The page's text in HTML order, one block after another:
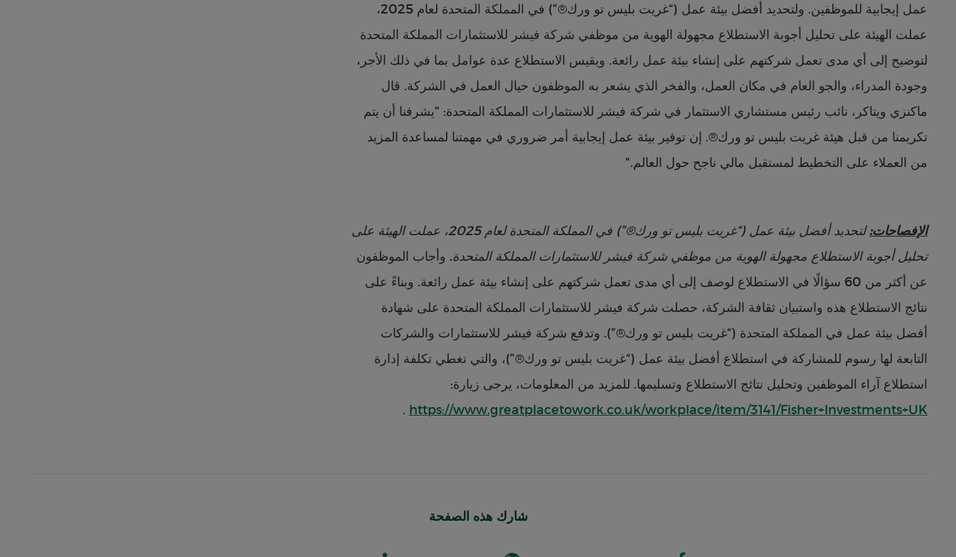
عمل إيجابية للموظفين. ولتحديد أفضل بيئة عمل (“غريت بليس تو ورك®”‎) في المملكة المتحدة لعام 2025،
عملت الهيئة على تحليل أجوبة الاستطلاع مجهولة الهوية من موظفي شركة فيشر للاستثمارات المملكة المتحدة
لتوضيح إلى أي مدى تعمل شركتهم على إنشاء بيئة عمل رائعة. ويقيس الاستطلاع عدة عوامل بما في ذلك الأجر،
وجودة المدراء، والجو العام في مكان العمل، والفخر الذي يشعر به الموظفون حيال العمل في الشركة. قال
ماكنزي ويتاكر، نائب رئيس مستشاري الاستثمار في شركة فيشر للاستثمارات المملكة المتحدة: "يشرفنا أن يتم
تكريمنا من قبل هيئة غريت بليس تو ورك®. إن توفير بيئة عمل إيجابية أمر ضروري في مهمتنا لمساعدة المزيد
من العملاء على التخطيط لمستقبل مالي ناجح حول العالم."
الإفصاحات:
لتحديد أفضل بيئة عمل (“غريت بليس تو ورك®”‎) في المملكة المتحدة لعام 2025، عملت الهيئة على
تحليل أجوبة الاستطلاع مجهولة الهوية من موظفي شركة فيشر للاستثمارات المملكة المتحدة. وأجاب الموظفون
عن أكثر من 60 سؤالًا في الاستطلاع لوصف إلى أي مدى تعمل شركتهم على إنشاء بيئة عمل رائعة. وبناءً على
نتائج الاستطلاع هذه واستبيان ثقافة الشركة، حصلت شركة فيشر للاستثمارات المملكة المتحدة على شهادة
أفضل بيئة عمل في المملكة المتحدة (“غريت بليس تو ورك®”‎‎). وتدفع شركة فيشر للاستثمارات والشركات
التابعة لها رسوم للمشاركة في استطلاع أفضل بيئة عمل (“غريت بليس تو ورك®”‎‎)، والتي تغطي تكلفة إدارة
استطلاع آراء الموظفين وتحليل نتائج الاستطلاع وتسليمها. للمزيد من المعلومات، يرجى زيارة:
https://www.greatplacetowork.co.uk/workplace/item/3141/Fisher+Investments+UK
.
شارك هذه الصفحة